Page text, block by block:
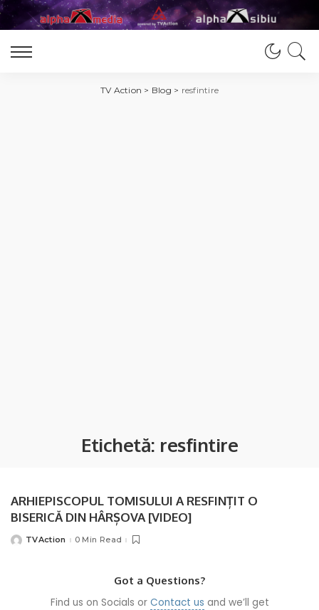
TV Action > Blog > resfintire
Etichetă: resfintire
ARHIEPISCOPUL TOMISULUI A RESFINȚIT O
BISERICĂ DIN HÂRȘOVA [VIDEO]
PostedTVAction 0 Min Read
Got a Questions?
Find us on Socials or Contact us and we’ll get